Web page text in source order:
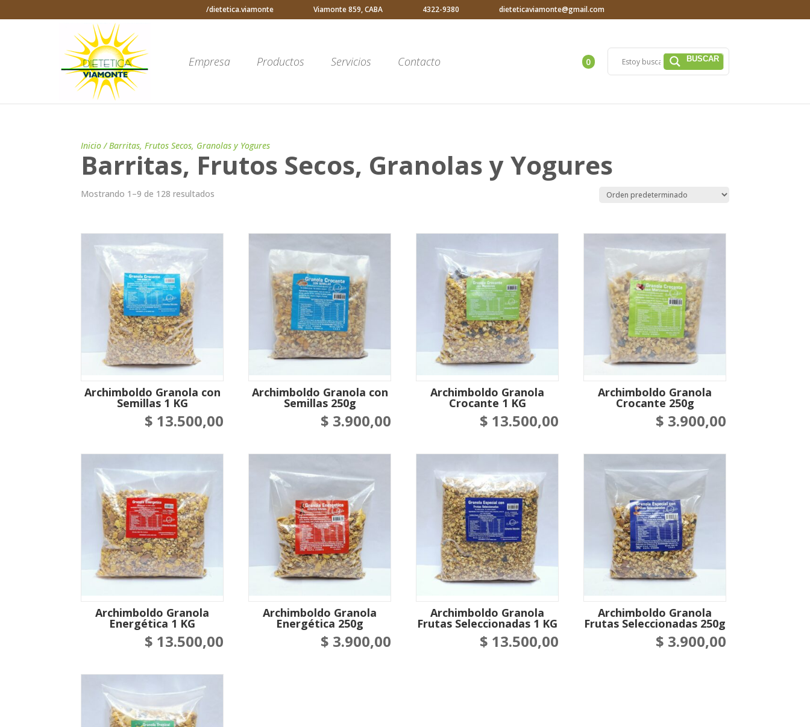
/dietetica.viamonte Viamonte 859, CABA 4322-9380 dieteticaviamonte@gmail.com
Empresa Productos Servicios Contacto 0
Inicio/ Barritas, Frutos Secos, Granolas y Yogures
Barritas, Frutos Secos, Granolas y Yogures
Mostrando 1–9 de 128 resultados
Archimboldo Granola con
Semillas 1 KG
$ 13.500,00
Archimboldo Granola con
Semillas 250g
$ 3.900,00
Archimboldo Granola
Crocante 1 KG
$ 13.500,00
Archimboldo Granola
Crocante 250g
$ 3.900,00
Archimboldo Granola
Energética 1 KG
$ 13.500,00
Archimboldo Granola
Energética 250g
$ 3.900,00
Archimboldo Granola
Frutas Seleccionadas 1 KG
$ 13.500,00
Archimboldo Granola
Frutas Seleccionadas 250g
$ 3.900,00